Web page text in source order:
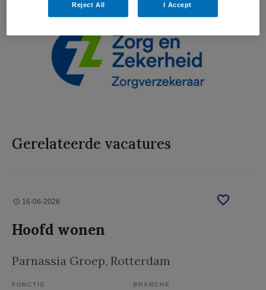
Gerelateerde vacatures
16-06-2026
Hoofd wonen
Parnassia Groep, Rotterdam
FUNCTIE BRANCHE
Reject All I Accept